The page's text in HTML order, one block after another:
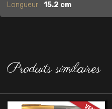
Longueur :15.2 cm
Produits similaires